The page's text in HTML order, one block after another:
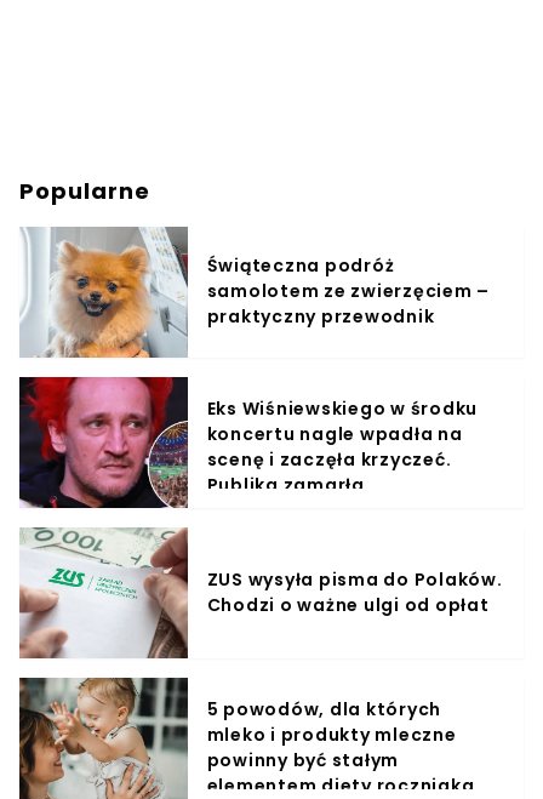
Popularne
Świąteczna podróż
samolotem ze zwierzęciem –
praktyczny przewodnik
Eks Wiśniewskiego w środku
koncertu nagle wpadła na
scenę i zaczęła krzyczeć.
Publika zamarła
ZUS wysyła pisma do Polaków.
Chodzi o ważne ulgi od opłat
5 powodów, dla których
mleko i produkty mleczne
powinny być stałym
elementem diety roczniaka